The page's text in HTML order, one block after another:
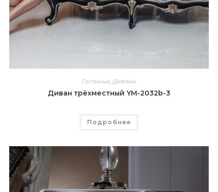
Гостиные Диваны
Диван трёхместный YM-2032b-3
Подробнее